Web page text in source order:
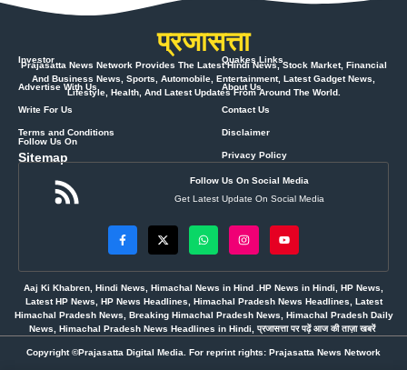
प्रजासत्ता
Prajasatta News Network Provides The Latest Hindi News, Stock Market, Financial
And Business News, Sports, Automobile, Entertainment, Latest Gadget News,
Lifestyle, Health, And Latest Updates From Around The World.
Investor
Advertise With Us
Write For Us
Terms and Conditions
Sitemap
Quakes Links
About Us
Contact Us
Disclaimer
Privacy Policy
Follow Us On
Follow Us On Social Media
Get Latest Update On Social Media
Aaj Ki Khabren, Hindi News, Himachal News in Hind .HP News in Hindi, HP News,
Latest HP News, HP News Headlines, Himachal Pradesh News Headlines, Latest
Himachal Pradesh News, Breaking Himachal Pradesh News, Himachal Pradesh Daily
News, Himachal Pradesh News Headlines in Hindi, प्रजासत्ता पर पढ़ें आज की ताज़ा खबरें
Copyright ©Prajasatta Digital Media. For reprint rights: Prajasatta News Network